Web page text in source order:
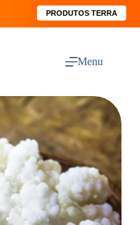
PRODUTOS TERRA
Menu